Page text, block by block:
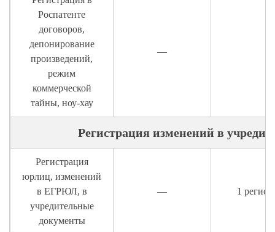
Роспатенте
договоров,
депонирование
произведений,
режим
коммерческой
тайны, ноу-хау
—
Регистрация изменений в
Регистрация
юрлиц, изменений
в ЕГРЮЛ, в
учредительные
документы
— 1